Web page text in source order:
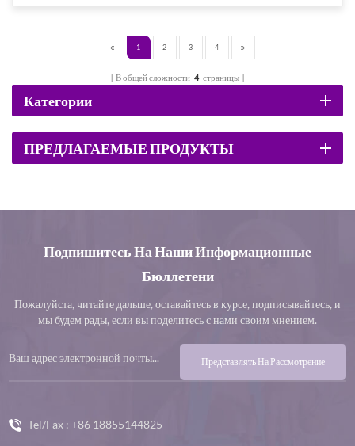
1 2 3 4
В общей сложности 4 страницы
Категории
ПРЕДЛАГАЕМЫЕ ПРОДУКТЫ
Подпишитесь На Наши Информационные
Бюллетени
Пожалуйста, читайте дальше, оставайтесь в курсе, подписывайтесь, и
мы будем рады, если вы поделитесь с нами своим мнением.
Представлять На Рассмотрение
Tel/Fax : +86 18855144825